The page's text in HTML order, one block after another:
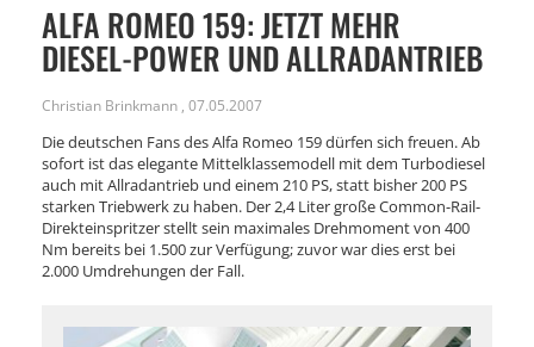
ALFA ROMEO 159: JETZT MEHR
DIESEL-POWER UND ALLRADANTRIEB
Christian Brinkmann , 07.05.2007
Die deutschen Fans des Alfa Romeo 159 dürfen sich freuen. Ab
sofort ist das elegante Mittelklassemodell mit dem Turbodiesel
auch mit Allradantrieb und einem 210 PS, statt bisher 200 PS
starken Triebwerk zu haben. Der 2,4 Liter große Common-Rail-
Direkteinspritzer stellt sein maximales Drehmoment von 400
Nm bereits bei 1.500 zur Verfügung; zuvor war dies erst bei
2.000 Umdrehungen der Fall.